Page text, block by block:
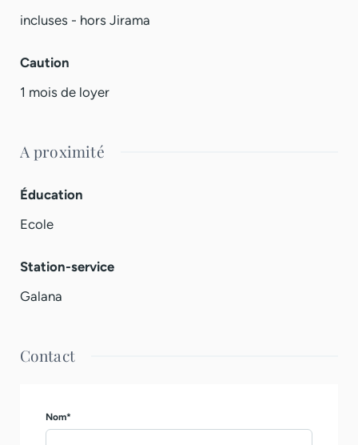
incluses - hors Jirama
Caution
1 mois de loyer
A proximité
Éducation
Ecole
Station-service
Galana
Contact
Nom*